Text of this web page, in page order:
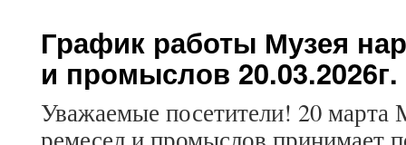
График работы Музея
и промыслов 20.03.2026г.
Уважаемые посетители! 20 марта